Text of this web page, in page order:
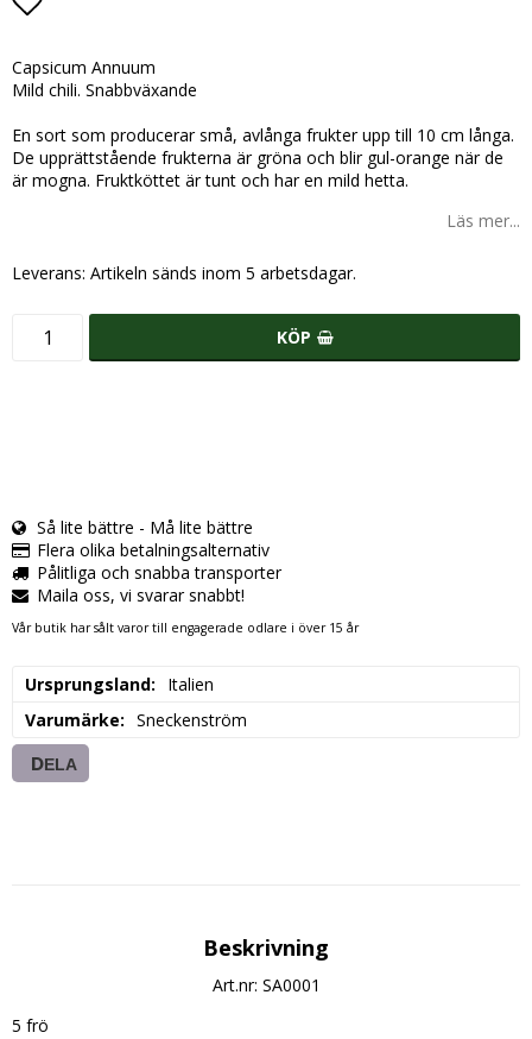
Capsicum Annuum
Mild chili. Snabbväxande
En sort som producerar små, avlånga frukter upp till 10 cm långa.
De upprättstående frukterna är gröna och blir gul-orange när de
är mogna. Fruktköttet är tunt och har en mild hetta.
Läs mer...
Leverans: Artikeln sänds inom 5 arbetsdagar.
KÖP
Så lite bättre - Må lite bättre
Flera olika betalningsalternativ
Pålitliga och snabba transporter
Maila oss, vi svarar snabbt!
Vår butik har sålt varor till engagerade odlare i över 15 år
Ursprungsland
Italien
Varumärke
Sneckenström
DELA
Beskrivning
Art.nr: SA0001
5 frö